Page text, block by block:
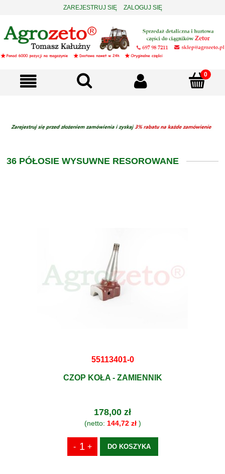
ZAREJESTRUJ SIĘ ZALOGUJ SIĘ
36 PÓŁOSIE WYSUWNE RESOROWANE
55113401-0
CZOP KOŁA - ZAMIENNIK
178,00 zł
(netto: 144,72 zł)
DO KOSZYKA